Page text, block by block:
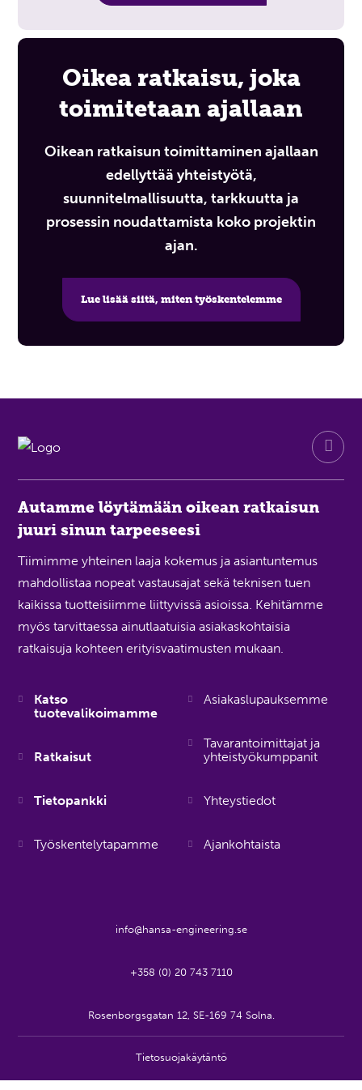
Oikea ratkaisu, joka
toimitetaan ajallaan
Oikean ratkaisun toimittaminen ajallaan
edellyttää yhteistyötä,
suunnitelmallisuutta, tarkkuutta ja
prosessin noudattamista koko projektin
ajan.
Lue lisää siitä, miten työskentelemme
Autamme löytämään oikean ratkaisun
juuri sinun tarpeeseesi
Tiimimme yhteinen laaja kokemus ja asiantuntemus
mahdollistaa nopeat vastausajat sekä teknisen tuen
kaikissa tuotteisiimme liittyvissä asioissa. Kehitämme
myös tarvittaessa ainutlaatuisia asiakaskohtaisia
ratkaisuja kohteen erityisvaatimusten mukaan.
Katso
tuotevalikoimamme
Ratkaisut
Tietopankki
Työskentelytapamme
Asiakaslupauksemme
Tavarantoimittajat ja
yhteistyökumppanit
Yhteystiedot
Ajankohtaista
info@hansa-engineering.se
+358 (0) 20 743 7110
Rosenborgsgatan 12, SE-169 74 Solna.
Tietosuojakäytäntö